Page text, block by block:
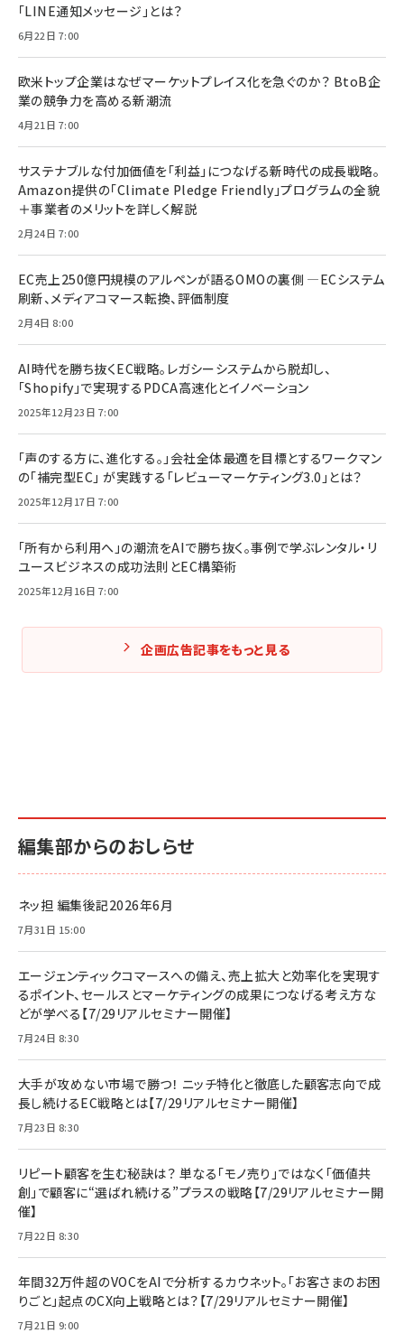
「LINE通知メッセージ」とは？
6月22日 7:00
欧米トップ企業はなぜマーケットプレイス化を急ぐのか？ BtoB企
業の競争力を高める新潮流
4月21日 7:00
サステナブルな付加価値を「利益」につなげる新時代の成長戦略。
Amazon提供の「Climate Pledge Friendly」プログラムの全貌
＋事業者のメリットを詳しく解説
2月24日 7:00
EC売上250億円規模のアルペンが語るOMOの裏側 ―ECシステム
刷新、メディアコマース転換、評価制度
2月4日 8:00
AI時代を勝ち抜くEC戦略。レガシーシステムから脱却し、
「Shopify」で実現するPDCA高速化とイノベーション
2025年12月23日 7:00
「声のする方に、進化する。」会社全体最適を目標とするワークマン
の「補完型EC」 が実践する「レビューマーケティング3.0」とは？
2025年12月17日 7:00
「所有から利用へ」の潮流をAIで勝ち抜く。事例で学ぶレンタル・リ
ユースビジネスの成功法則とEC構築術
2025年12月16日 7:00
企画広告記事をもっと見る
編集部からのおしらせ
ネッ担 編集後記2026年6月
7月31日 15:00
エージェンティックコマースへの備え、売上拡大と効率化を実現す
るポイント、セールスとマーケティングの成果につなげる考え方な
どが学べる【7/29リアルセミナー開催】
7月24日 8:30
大手が攻めない市場で勝つ！ ニッチ特化と徹底した顧客志向で成
長し続けるEC戦略とは【7/29リアルセミナー開催】
7月23日 8:30
リピート顧客を生む秘訣は？ 単なる「モノ売り」ではなく「価値共
創」で顧客に“選ばれ続ける”プラスの戦略【7/29リアルセミナー開
催】
7月22日 8:30
年間32万件超のVOCをAIで分析するカウネット。「お客さまのお困
りごと」起点のCX向上戦略とは？【7/29リアルセミナー開催】
7月21日 9:00